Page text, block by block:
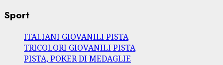
Sport
ITALIANI GIOVANILI PISTA
TRICOLORI GIOVANILI PISTA
PISTA, POKER DI MEDAGLIE